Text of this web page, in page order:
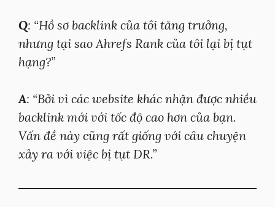
Q: “Hồ sơ backlink của tôi tăng trưởng,
nhưng tại sao Ahrefs Rank của tôi lại bị tụt
hạng?”
A: “Bởi vì các website khác nhận được nhiều
backlink mới với tốc độ cao hơn của bạn.
Vấn đề này cũng rất giống với câu chuyện
xảy ra với việc bị tụt DR.”